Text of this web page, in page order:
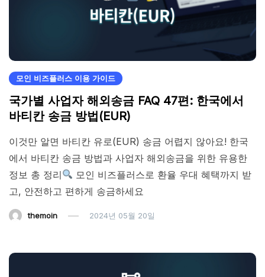
모인 비즈플러스 이용 가이드
국가별 사업자 해외송금 FAQ 47편: 한국에서
바티칸 송금 방법(EUR)
이것만 알면 바티칸 유로(EUR) 송금 어렵지 않아요! 한국
에서 바티칸 송금 방법과 사업자 해외송금을 위한 유용한
정보 총 정리
모인 비즈플러스로 환율 우대 혜택까지 받
고, 안전하고 편하게 송금하세요
themoin 2024년 05월 20일